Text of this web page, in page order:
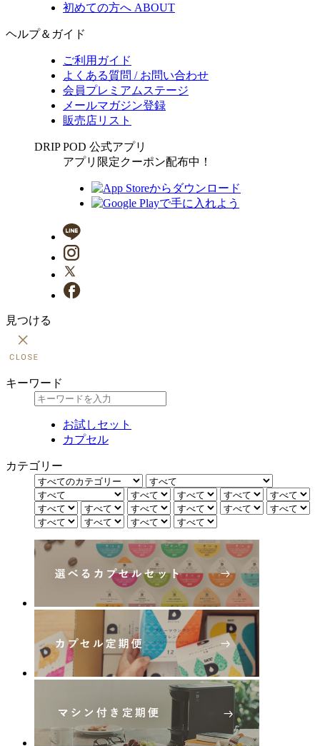
初めての方へ ABOUT
ヘルプ＆ガイド
ご利用ガイド
よくある質問 / お問い合わせ
会員プレミアムステージ
メールマガジン登録
販売店リスト
DRIP POD 公式アプリ
アプリ限定クーポン配布中！
見つける
キーワード
お試しセット
カプセル
カテゴリー